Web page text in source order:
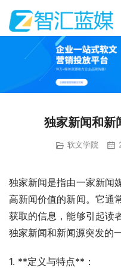
独家新闻和新
软文学院
独家新闻是指由一家新闻
高新闻价值的新闻。它通
获取的信息，能够引起读
独家新闻和新闻源突发的
1. **定义与特点**：